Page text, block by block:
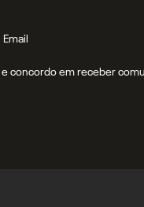
Email
e concordo em receber